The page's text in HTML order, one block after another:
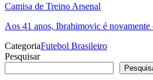
Camisa de Treino Arsenal
Aos 41 anos, Ibrahimovic é novamente
CategoriaFutebol Brasileiro
Pesquisar